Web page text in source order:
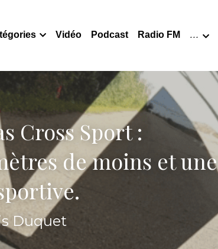
Vidéo Podcast Radio FM …
Cross Sport :
de moins et une
Duquet